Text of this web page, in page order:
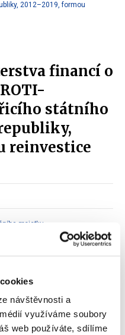
návštěvnosti a
využíváme soubory
web používáte, sdílíme
2012–2019, formou
financí o
státního
reinvestice
majetku